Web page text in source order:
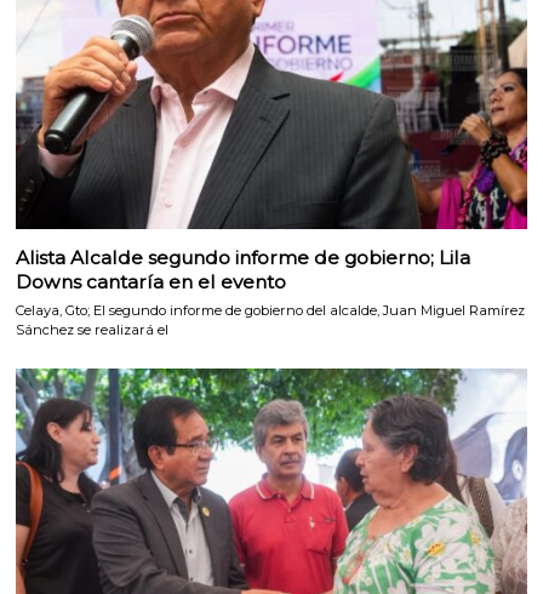
Alista Alcalde segundo informe de gobierno; Lila
Downs cantaría en el evento
Celaya, Gto; El segundo informe de gobierno del alcalde, Juan Miguel Ramírez
Sánchez se realizará el